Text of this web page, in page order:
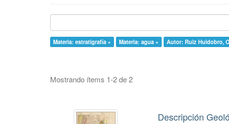
Materia: estratigrafía × Materia: agua × Autor: Ruiz Huidobro,
Mostrando ítems 1-2 de 2
Descripción